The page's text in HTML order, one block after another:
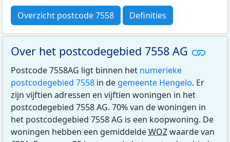
Overzicht postcode 7558 Definities
Over het postcodegebied 7558 AG
Postcode 7558AG ligt binnen het numerieke
postcodegebied 7558 in de gemeente Hengelo. Er
zijn vijftien adressen en vijftien woningen in het
postcodegebied 7558 AG. 70% van de woningen in
het postcodegebied 7558 AG is een koopwoning. De
woningen hebben een gemiddeldeWOZwaarde van